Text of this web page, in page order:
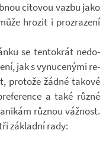
ci­to­vou vazbu jako
hro­zit i pro­zra­zení
se ten­to­krát ne­do­
jak s vy­nu­ce­nými re­
pro­tože žádné ta­kové
a také různé
růz­nou váž­nost.
zá­kladní rady: